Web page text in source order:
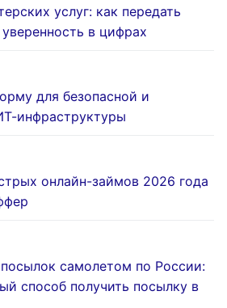
услуг: как передать
в цифрах
для безопасной и
инфраструктуры
онлайн-займов 2026 года
самолетом по России:
способ получить посылку в